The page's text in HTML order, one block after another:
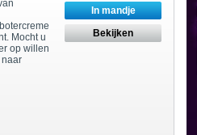
Mocht u
op willen
naar
In mandje
Bekijken